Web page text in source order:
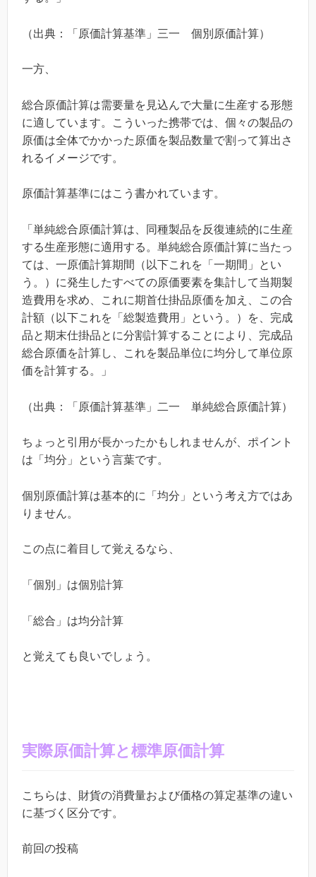
（出典：「原価計算基準」三一 個別原価計算）
一方、
総合原価計算は需要量を見込んで大量に生産する形態
に適しています。こういった携帯では、個々の製品の
原価は全体でかかった原価を製品数量で割って算出さ
れるイメージです。
原価計算基準にはこう書かれています。
「単純総合原価計算は、同種製品を反復連続的に生産
する生産形態に適用する。単純総合原価計算に当たっ
ては、一原価計算期間（以下これを「一期間」とい
う。）に発生したすべての原価要素を集計して当期製
造費用を求め、これに期首仕掛品原価を加え、この合
計額（以下これを「総製造費用」という。）を、完成
品と期末仕掛品とに分割計算することにより、完成品
総合原価を計算し、これを製品単位に均分して単位原
価を計算する。」
（出典：「原価計算基準」二一 単純総合原価計算）
ちょっと引用が長かったかもしれませんが、ポイント
は「均分」という言葉です。
個別原価計算は基本的に「均分」という考え方ではあ
りません。
この点に着目して覚えるなら、
「個別」は個別計算
「総合」は均分計算
と覚えても良いでしょう。
実際原価計算と標準原価計算
こちらは、 財貨の消費量および価格の算定基準の違い
に基づく区分です。
前回の投稿